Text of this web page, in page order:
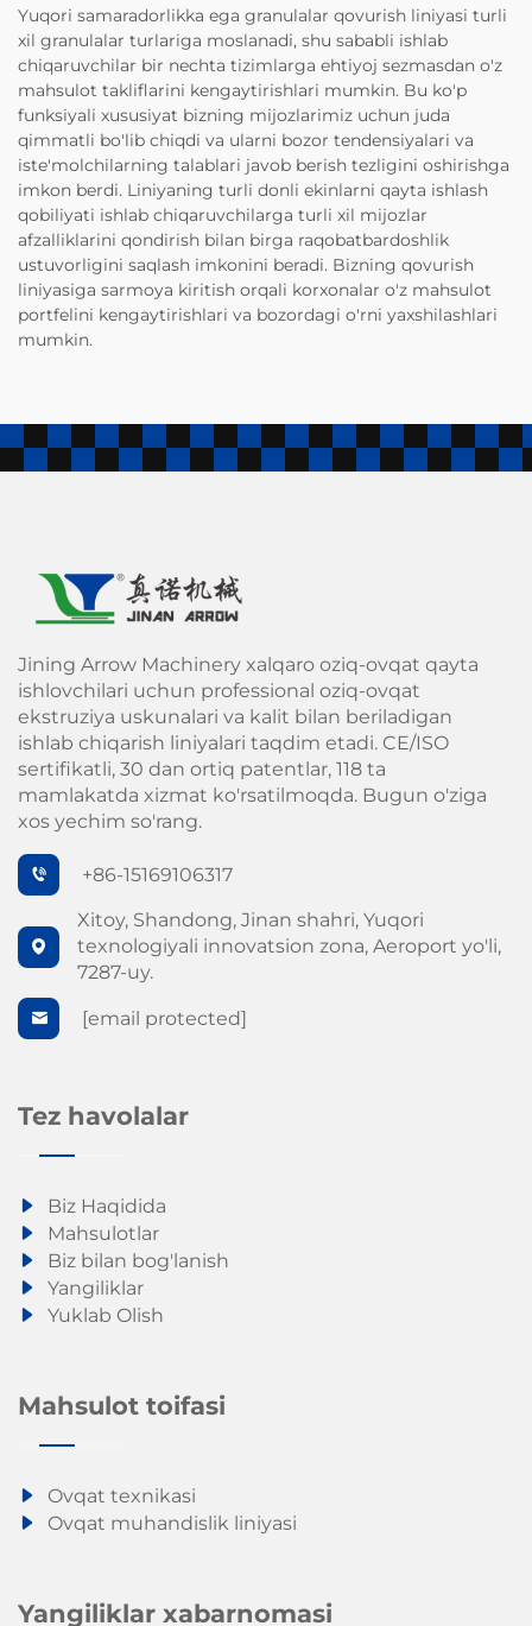
Yuqori samaradorlikka ega granulalar qovurish liniyasi turli
xil granulalar turlariga moslanadi, shu sababli ishlab
chiqaruvchilar bir nechta tizimlarga ehtiyoj sezmasdan o'z
mahsulot takliflarini kengaytirishlari mumkin. Bu ko'p
funksiyali xususiyat bizning mijozlarimiz uchun juda
qimmatli bo'lib chiqdi va ularni bozor tendensiyalari va
iste'molchilarning talablari javob berish tezligini oshirishga
imkon berdi. Liniyaning turli donli ekinlarni qayta ishlash
qobiliyati ishlab chiqaruvchilarga turli xil mijozlar
afzalliklarini qondirish bilan birga raqobatbardoshlik
ustuvorligini saqlash imkonini beradi. Bizning qovurish
liniyasiga sarmoya kiritish orqali korxonalar o'z mahsulot
portfelini kengaytirishlari va bozordagi o'rni yaxshilashlari
mumkin.
Jining Arrow Machinery xalqaro oziq-ovqat qayta
ishlovchilari uchun professional oziq-ovqat
ekstruziya uskunalari va kalit bilan beriladigan
ishlab chiqarish liniyalari taqdim etadi. CE/ISO
sertifikatli, 30 dan ortiq patentlar, 118 ta
mamlakatda xizmat ko'rsatilmoqda. Bugun o'ziga
xos yechim so'rang.
+86-15169106317
Xitoy, Shandong, Jinan shahri, Yuqori
texnologiyali innovatsion zona, Aeroport yo'li,
7287-uy.
[email protected]
Tez havolalar
Biz Haqidida
Mahsulotlar
Biz bilan bog'lanish
Yangiliklar
Yuklab Olish
Mahsulot toifasi
Ovqat texnikasi
Ovqat muhandislik liniyasi
Yangiliklar xabarnomasi